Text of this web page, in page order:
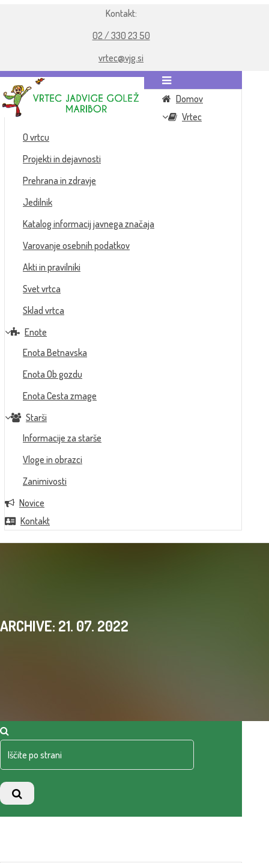
Kontakt:
02 / 330 23 50
vrtec@vjg.si
Domov
Vrtec
O vrtcu
Projekti in dejavnosti
Prehrana in zdravje
Jedilnik
Katalog informacij javnega značaja
Varovanje osebnih podatkov
Akti in pravilniki
Svet vrtca
Sklad vrtca
Enote
Enota Betnavska
Enota Ob gozdu
Enota Cesta zmage
Starši
Informacije za starše
Vloge in obrazci
Zanimivosti
Novice
Kontakt
ARCHIVE: 21. 07. 2022